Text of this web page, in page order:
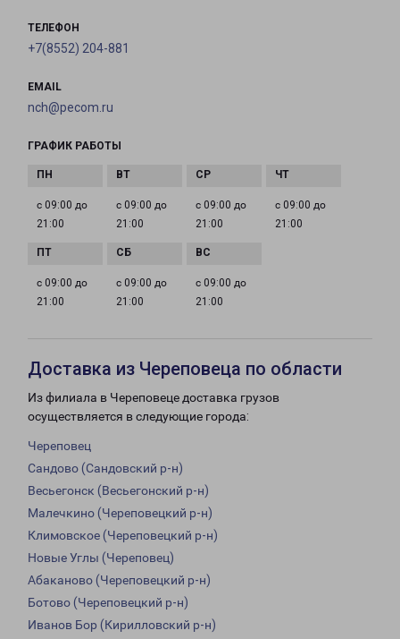
ТЕЛЕФОН
+7(8552) 204-881
EMAIL
nch@pecom.ru
ГРАФИК РАБОТЫ
с 09:00 до
21:00
с 09:00 до
21:00
с 09:00 до
21:00
с 09:00 до
21:00
с 09:00 до
21:00
с 09:00 до
21:00
с 09:00 до
21:00
Доставка из Череповеца по области
Из филиала в Череповеце доставка грузов
осуществляется в следующие города:
Череповец
Сандово (Сандовский р-н)
Весьегонск (Весьегонский р-н)
Малечкино (Череповецкий р-н)
Климовское (Череповецкий р-н)
Новые Углы (Череповец)
Абаканово (Череповецкий р-н)
Ботово (Череповецкий р-н)
Иванов Бор (Кирилловский р-н)